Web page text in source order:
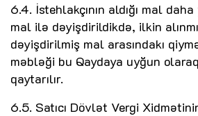
6.4. İstehlakçının aldığı mal
mal ilə dəyişdirildikdə, ilkin
dəyişdirilmiş mal arasındakı
məbləği bu Qaydaya uyğun
qaytarılır.
6.5. Satıcı Dövlət Vergi